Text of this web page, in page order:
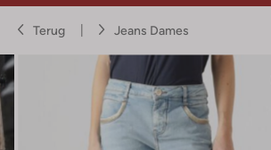
Terug Jeans Dames